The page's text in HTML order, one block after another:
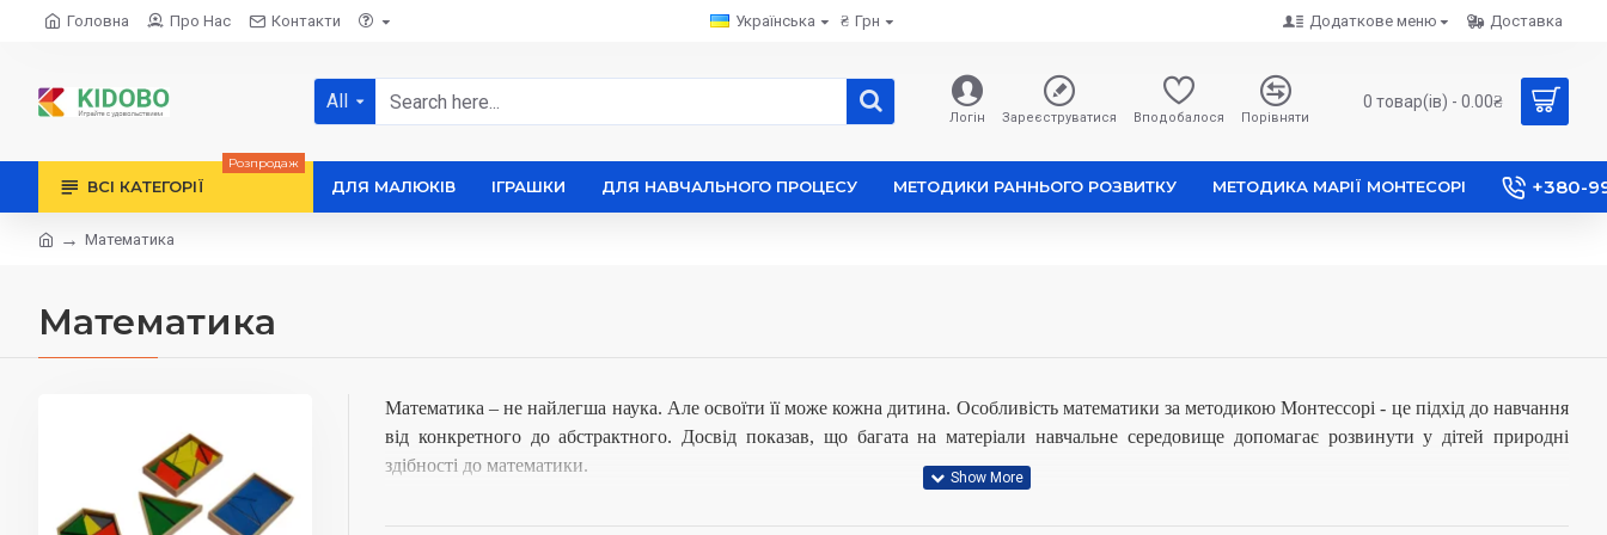
Головна Про Нас Контакти Українська ₴ Грн Додаткове меню Доставка
All
Логін Зареєструватися Вподобалося Порівняти
0 товар(ів) - 0.00₴
ВСІ КАТЕГОРІЇ
Розпродаж
ДЛЯ МАЛЮКІВ ІГРАШКИ ДЛЯ НАВЧАЛЬНОГО ПРОЦЕСУ МЕТОДИКИ РАННЬОГО РОЗВИТКУ МЕТОДИКА МАРІЇ МОНТЕСОРІ +380-
Математика
Математика
Математика – не найлегша наука. Але освоїти її може кожна дитина. Особливість математики за методикою Монтессорі - це підхід до навчання
від конкретного до абстрактного. Досвід показав, що багата на матеріали навчальне середовище допомагає розвинути у дітей природні
здібності до математики.